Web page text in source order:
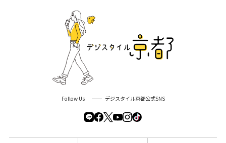
Follow Us デジスタイル京都公式SNS